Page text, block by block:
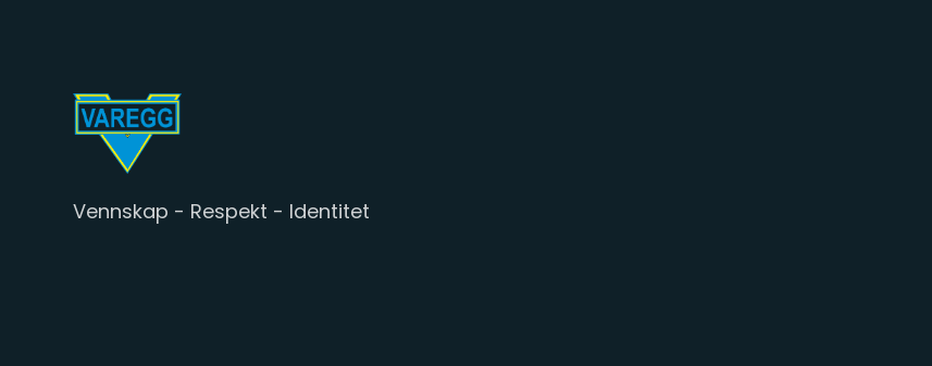
Vennskap - Respekt - Identitet